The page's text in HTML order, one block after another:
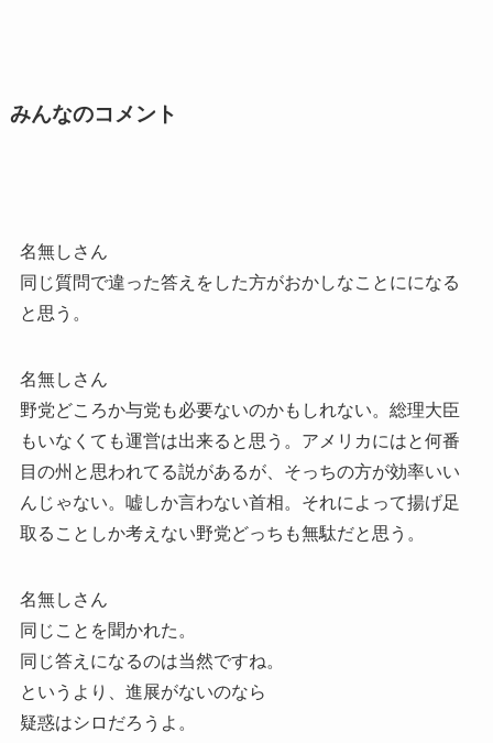
みんなのコメント
名無しさん
同じ質問で違った答えをした方がおかしなことにになる
と思う。
名無しさん
野党どころか与党も必要ないのかもしれない。総理大臣
もいなくても運営は出来ると思う。アメリカにはと何番
目の州と思われてる説があるが、そっちの方が効率いい
んじゃない。嘘しか言わない首相。それによって揚げ足
取ることしか考えない野党どっちも無駄だと思う。
名無しさん
同じことを聞かれた。
同じ答えになるのは当然ですね。
というより、進展がないのなら
疑惑はシロだろうよ。